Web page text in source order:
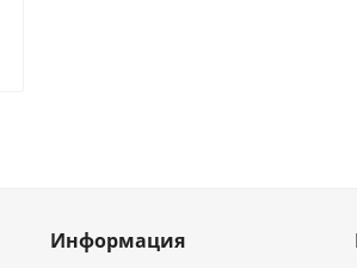
Информация